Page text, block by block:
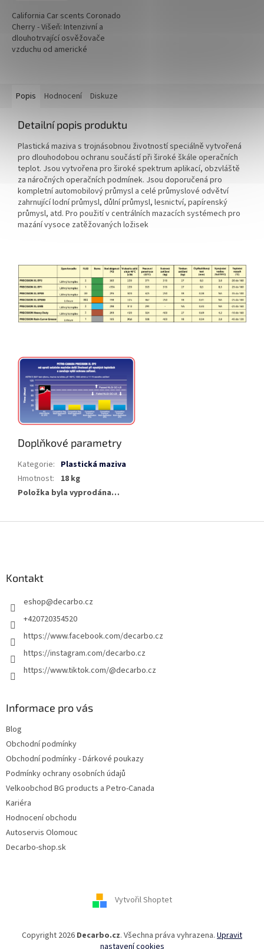
5
hvězdiček.
California Car scents Coronado
Cherry - Višeň: Intenzivní a
dlouhotrvající osvěžovače
vzduchu od americké
Popis
Hodnocení Diskuze
Detailní popis produktu
Plastická maziva s trojnásobnou životností speciálně vytvořená
pro dlouhodobou ochranu součástí při široké škále operačních
teplot. Jsou vytvořena pro široké spektrum aplikací, obzvláště
za náročných operačních podmínek. Jsou doporučená pro
kompletní automobilový průmysl a celé průmyslové odvětví
zahrnující lodní průmysl, důlní průmysl, lesnictví, papírenský
průmysl, atd. Pro použití v centrálních mazacích systémech pro
mazání vysoce zatěžovaných ložisek
Doplňkové parametry
Kategorie: Plastická maziva
Hmotnost:
18 kg
Položka byla vyprodána…
Kontakt
eshop@decarbo.cz
+420720354520
https://www.facebook.com/decarbo.cz
https://instagram.com/decarbo.cz
https://www.tiktok.com/@decarbo.cz
Informace pro vás
Blog
Obchodní podmínky
Obchodní podmínky - Dárkové poukazy
Podmínky ochrany osobních údajů
Velkoobchod BG products a Petro-Canada
Kariéra
Hodnocení obchodu
Autoservis Olomouc
Decarbo-shop.sk
Vytvořil Shoptet
Copyright 2026 Decarbo.cz. Všechna práva vyhrazena. Upravit
nastavení cookies